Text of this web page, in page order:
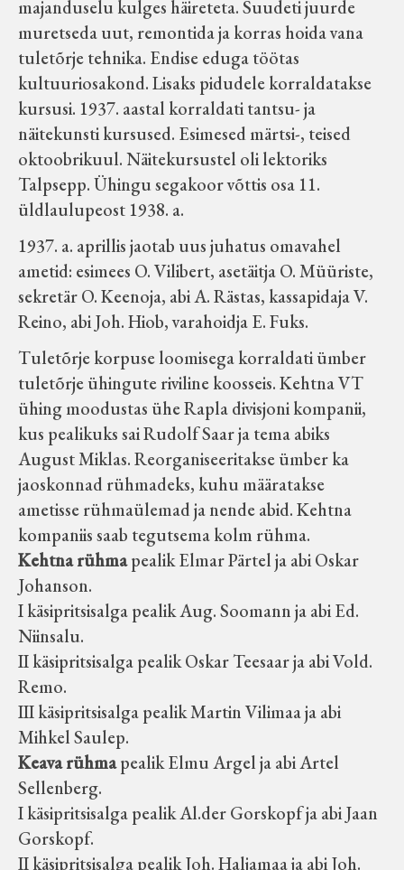
majanduselu kulges häireteta. Suudeti juurde
muretseda uut, remontida ja korras hoida vana
tuletõrje tehnika. Endise eduga töötas
kultuuriosakond. Lisaks pidudele korraldatakse
kursusi. 1937. aastal korraldati tantsu- ja
näitekunsti kursused. Esimesed märtsi-, teised
oktoobrikuul. Näitekursustel oli lektoriks
Talpsepp. Ühingu segakoor võttis osa 11.
üldlaulupeost 1938. a.
1937. a. aprillis jaotab uus juhatus omavahel
ametid: esimees O. Vilibert, asetäitja O. Müüriste,
sekretär O. Keenoja, abi A. Rästas, kassapidaja V.
Reino, abi Joh. Hiob, varahoidja E. Fuks.
Tuletõrje korpuse loomisega korraldati ümber
tuletõrje ühingute riviline koosseis. Kehtna VT
ühing moodustas ühe Rapla divisjoni kompanii,
kus pealikuks sai Rudolf Saar ja tema abiks
August Miklas. Reorganiseeritakse ümber ka
jaoskonnad rühmadeks, kuhu määratakse
ametisse rühmaülemad ja nende abid. Kehtna
kompaniis saab tegutsema kolm rühma.
Kehtna rühmapealik Elmar Pärtel ja abi Oskar
Johanson.
I käsipritsisalga pealik Aug. Soomann ja abi Ed.
Niinsalu.
II käsipritsisalga pealik Oskar Teesaar ja abi Vold.
Remo.
III käsipritsisalga pealik Martin Vilimaa ja abi
Mihkel Saulep.
Keava rühmapealik Elmu Argel ja abi Artel
Sellenberg.
I käsipritsisalga pealik Al.der Gorskopf ja abi Jaan
Gorskopf.
II käsipritsisalga pealik Joh. Haljamaa ja abi Joh.